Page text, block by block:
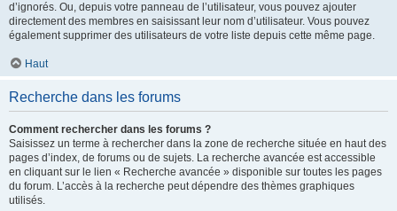
d’ignorés. Ou, depuis votre panneau de l’utilisateur, vous pouvez ajouter
directement des membres en saisissant leur nom d’utilisateur. Vous pouvez
également supprimer des utilisateurs de votre liste depuis cette même page.
Haut
Recherche dans les forums
Comment rechercher dans les forums ?
Saisissez un terme à rechercher dans la zone de recherche située en haut des
pages d’index, de forums ou de sujets. La recherche avancée est accessible
en cliquant sur le lien « Recherche avancée » disponible sur toutes les pages
du forum. L’accès à la recherche peut dépendre des thèmes graphiques
utilisés.